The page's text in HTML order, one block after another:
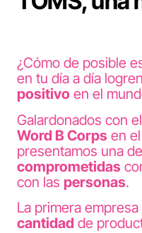
¿Cómo de posible
en tu día a día
positivo en el
Galardonados con
Word B Corps en
presentamos una
comprometidas
con las personas.
La primera
cantidad de